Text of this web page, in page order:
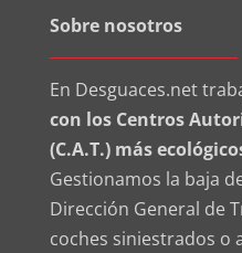
Sobre nosotros
En Desguaces.net
con los Centros
(C.A.T.) más
Gestionamos la baja
Dirección General de
coches siniestrados o